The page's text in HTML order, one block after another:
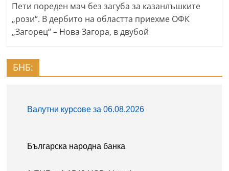
Пети пореден мач без загуба за казанлъшките
„рози“. В дербито на областта приехме ОФК
„Загорец“ – Нова Загора, в двубой
БНБ: